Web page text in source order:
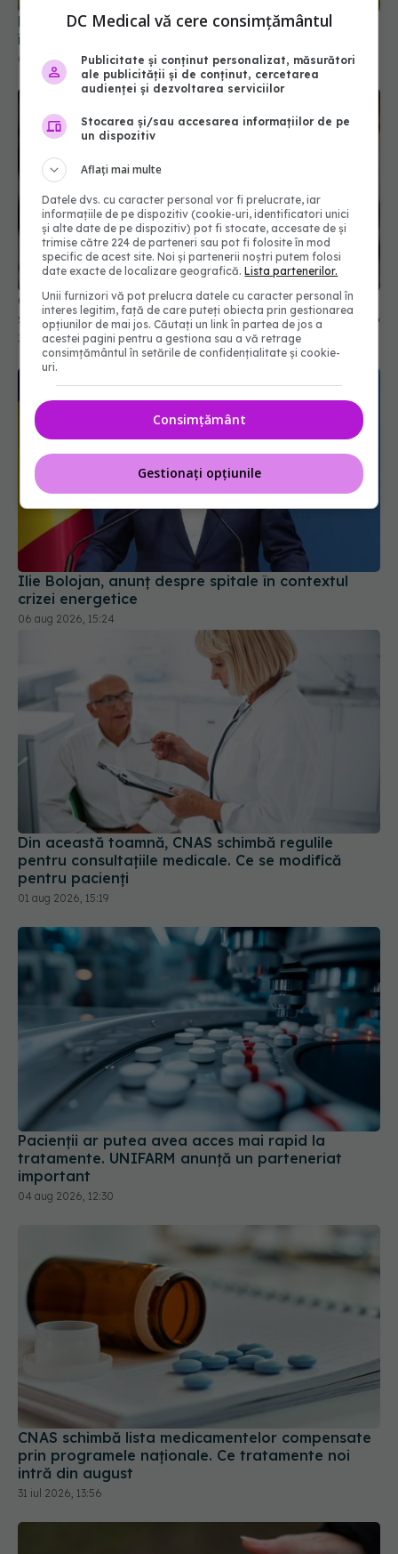
Ministerul Sănătății modifică regulile de încadrare
în grad de handicap
04 aug 2026, 10:33
CNAS propune reforma Contractului-cadru. Ce se
schimbă pentru pacienți, medici și spitale din 2026
30 iul 2026, 19:45
Ilie Bolojan, anunț despre spitale în contextul
crizei energetice
06 aug 2026, 15:24
Din această toamnă, CNAS schimbă regulile
pentru consultațiile medicale. Ce se modifică
pentru pacienți
01 aug 2026, 15:19
Pacienții ar putea avea acces mai rapid la
tratamente. UNIFARM anunță un parteneriat
important
04 aug 2026, 12:30
CNAS schimbă lista medicamentelor compensate
prin programele naționale. Ce tratamente noi
intră din august
31 iul 2026, 13:56
DC Medical vă cere consimțământul
Publicitate și conținut personalizat, măsurători
ale publicității și de conținut, cercetarea
audienței și dezvoltarea serviciilor
Stocarea și/sau accesarea informațiilor de pe
un dispozitiv
Aflați mai multe
Datele dvs. cu caracter personal vor fi prelucrate, iar
informațiile de pe dispozitiv (cookie-uri, identificatori unici
și alte date de pe dispozitiv) pot fi stocate, accesate de și
trimise către 224 de parteneri sau pot fi folosite în mod
specific de acest site. Noi și partenerii noștri putem folosi
date exacte de localizare geografică.Lista partenerilor.
Unii furnizori vă pot prelucra datele cu caracter personal în
interes legitim, față de care puteți obiecta prin gestionarea
opțiunilor de mai jos. Căutați un link în partea de jos a
acestei pagini pentru a gestiona sau a vă retrage
consimțământul în setările de confidențialitate și cookie-
uri.
Consimțământ
Gestionați opțiunile